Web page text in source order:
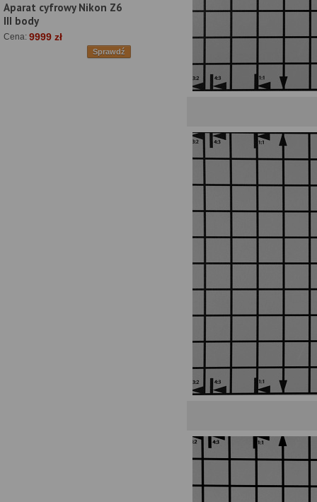
Aparat cyfrowy Nikon Z6
III body
Cena: 9999 zł
Sprawdź